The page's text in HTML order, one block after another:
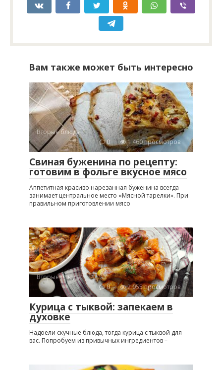
Вам также может быть интересно
Вторые блюда
0
1 460 просмотров
Свиная буженина по рецепту:
готовим в фольге вкусное мясо
Аппетитная красиво нарезанная буженина всегда
занимает центральное место «Мясной тарелки». При
правильном приготовлении мясо
Вторые блюда
0
2 055 просмотров
Курица с тыквой: запекаем в
духовке
Надоели скучные блюда, тогда курица с тыквой для
вас. Попробуем из привычных ингредиентов –